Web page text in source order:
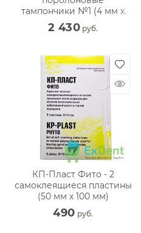
тампончики №1 (4 мм x
3000 шт)
2 430 руб.
КП-Пласт Фито - 2
самоклеящиеся пластины
(50 мм х 100 мм)
490 руб.